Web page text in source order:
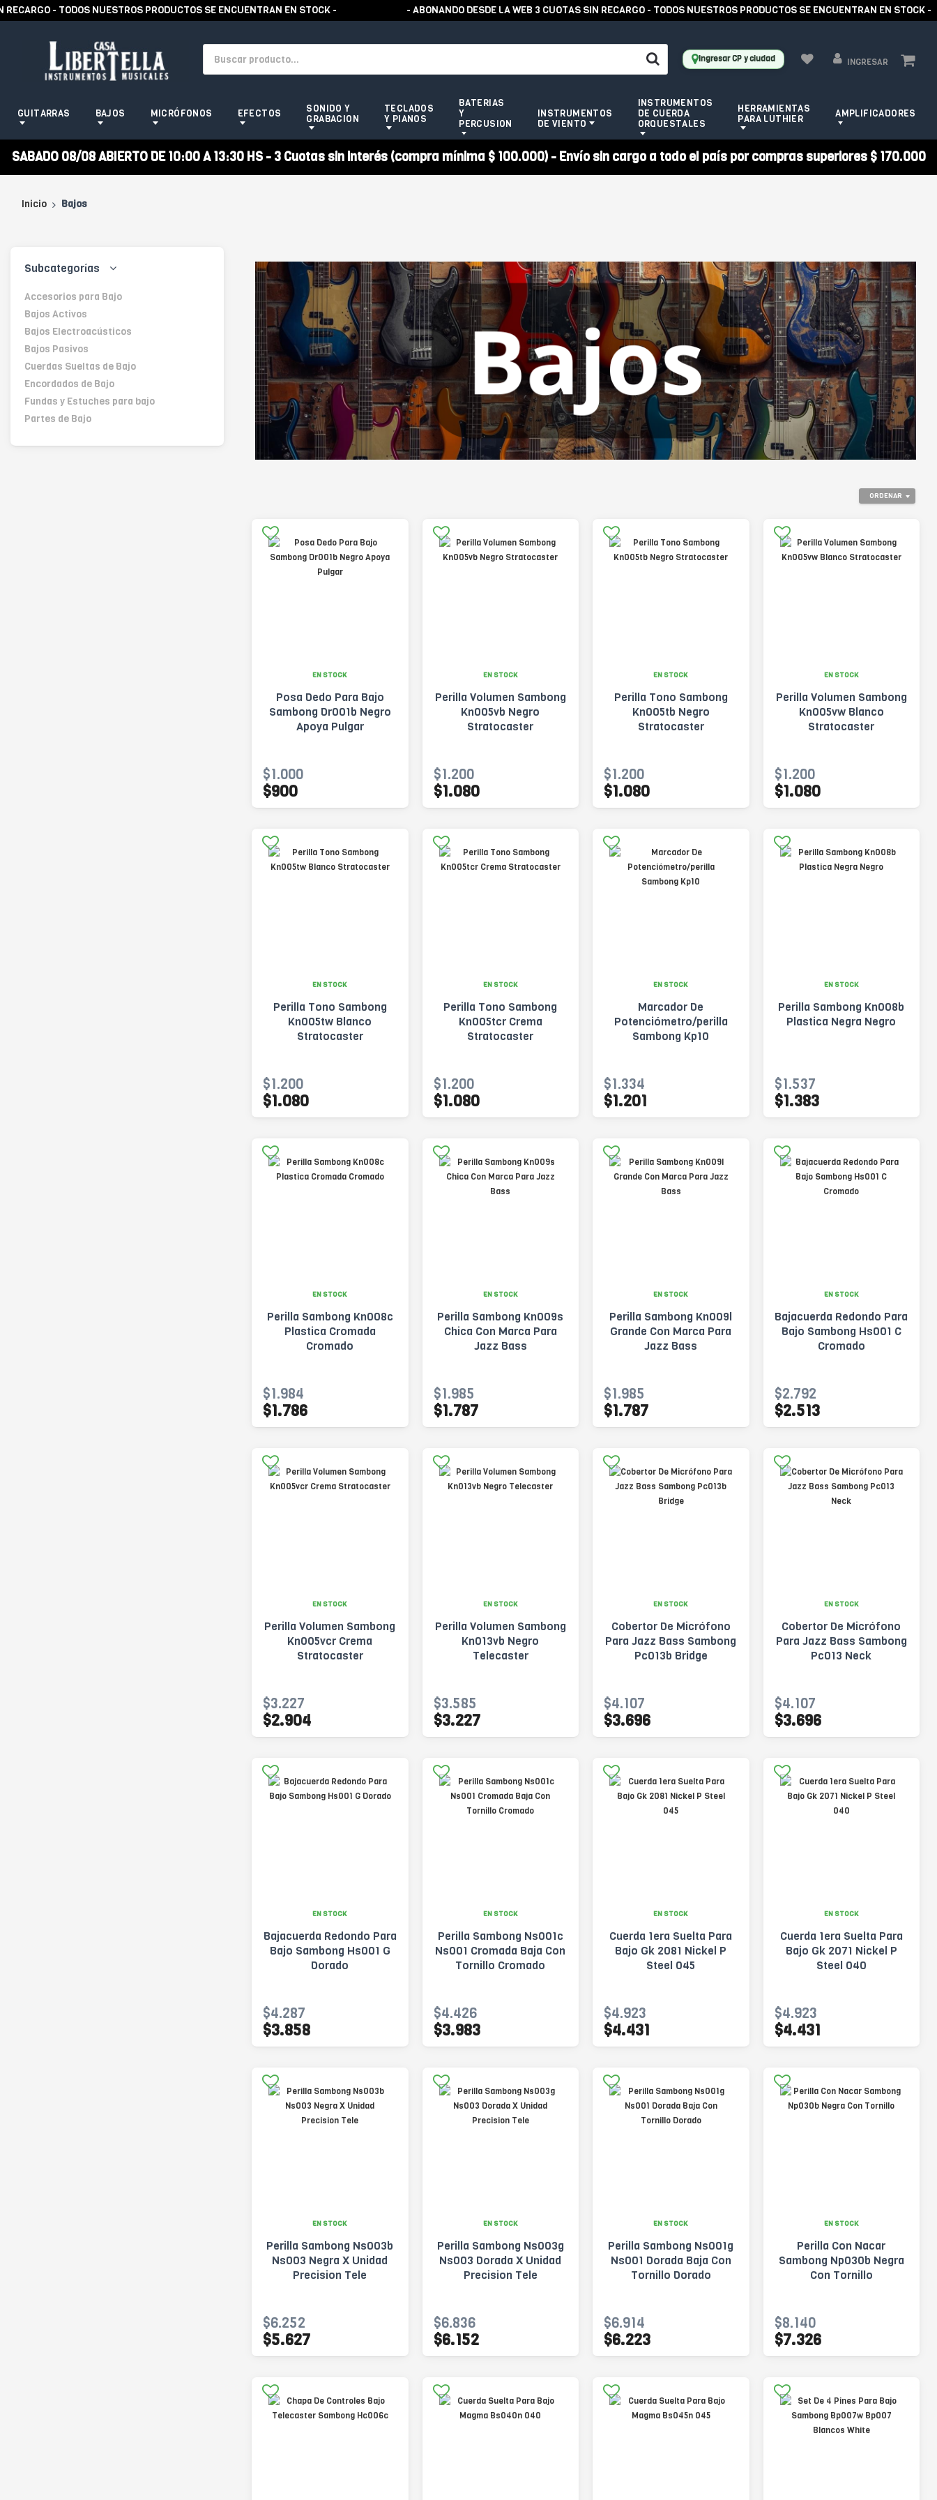
- TODOS NUESTROS PRODUCTOS SE ENCUENTRAN EN STOCK - - ABONANDO DESDE LA WEB 3 CUOTAS SIN RECARGO - TODOS NUESTROS PRODUCTOS SE ENCUENTRAN EN STOCK -
Ingresar CP y ciudad INGRESAR
GUITARRAS BAJOS MICRÓFONOS EFECTOS
SONIDO Y
GRABACION
TECLADOS
Y PIANOS
BATERIAS
Y
PERCUSION
INSTRUMENTOS
DE VIENTO
INSTRUMENTOS
DE CUERDA
ORQUESTALES
HERRAMIENTAS
PARA LUTHIER
AMPLIFICADORES
SABADO 08/08 ABIERTO DE 10:00 A 13:30 HS - 3 Cuotas sin interés (compra mínima $ 100.000) - Envío sin cargo a todo el país por compras superiores $ 170.000
Inicio Bajos
Subcategorías
Accesorios para Bajo
Bajos Activos
Bajos Electroacústicos
Bajos Pasivos
Cuerdas Sueltas de Bajo
Encordados de Bajo
Fundas y Estuches para bajo
Partes de Bajo
ORDENAR
EN STOCK
Posa Dedo Para Bajo
Sambong Dr001b Negro
Apoya Pulgar
$1.000
$900
EN STOCK
Perilla Volumen Sambong
Kn005vb Negro
Stratocaster
$1.200
$1.080
EN STOCK
Perilla Tono Sambong
Kn005tb Negro
Stratocaster
$1.200
$1.080
EN STOCK
Perilla Volumen Sambong
Kn005vw Blanco
Stratocaster
$1.200
$1.080
EN STOCK
Perilla Tono Sambong
Kn005tw Blanco
Stratocaster
$1.200
$1.080
EN STOCK
Perilla Tono Sambong
Kn005tcr Crema
Stratocaster
$1.200
$1.080
EN STOCK
Marcador De
Potenciómetro/perilla
Sambong Kp10
$1.334
$1.201
EN STOCK
Perilla Sambong Kn008b
Plastica Negra Negro
$1.537
$1.383
EN STOCK
Perilla Sambong Kn008c
Plastica Cromada
Cromado
$1.984
$1.786
EN STOCK
Perilla Sambong Kn009s
Chica Con Marca Para
Jazz Bass
$1.985
$1.787
EN STOCK
Perilla Sambong Kn009l
Grande Con Marca Para
Jazz Bass
$1.985
$1.787
EN STOCK
Bajacuerda Redondo Para
Bajo Sambong Hs001 C
Cromado
$2.792
$2.513
EN STOCK
Perilla Volumen Sambong
Kn005vcr Crema
Stratocaster
$3.227
$2.904
EN STOCK
Perilla Volumen Sambong
Kn013vb Negro
Telecaster
$3.585
$3.227
EN STOCK
Cobertor De Micrófono
Para Jazz Bass Sambong
Pc013b Bridge
$4.107
$3.696
EN STOCK
Cobertor De Micrófono
Para Jazz Bass Sambong
Pc013 Neck
$4.107
$3.696
EN STOCK
Bajacuerda Redondo Para
Bajo Sambong Hs001 G
Dorado
$4.287
$3.858
EN STOCK
Perilla Sambong Ns001c
Ns001 Cromada Baja Con
Tornillo Cromado
$4.426
$3.983
EN STOCK
Cuerda 1era Suelta Para
Bajo Gk 2081 Nickel P
Steel 045
$4.923
$4.431
EN STOCK
Cuerda 1era Suelta Para
Bajo Gk 2071 Nickel P
Steel 040
$4.923
$4.431
EN STOCK
Perilla Sambong Ns003b
Ns003 Negra X Unidad
Precision Tele
$6.252
$5.627
EN STOCK
Perilla Sambong Ns003g
Ns003 Dorada X Unidad
Precision Tele
$6.836
$6.152
EN STOCK
Perilla Sambong Ns001g
Ns001 Dorada Baja Con
Tornillo Dorado
$6.914
$6.223
EN STOCK
Perilla Con Nacar
Sambong Np030b Negra
Con Tornillo
$8.140
$7.326